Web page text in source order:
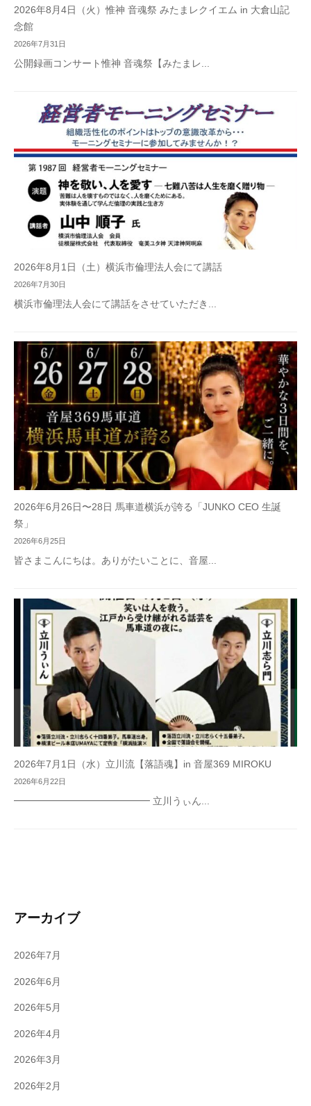
2026年8月4日（火）惟神 音魂祭 みたまレクイエム in 大倉山記
念館
2026年7月31日
公開録画コンサート惟神 音魂祭【みたまレ...
2026年8月1日（土）横浜市倫理法人会にて講話
2026年7月30日
横浜市倫理法人会にて講話をさせていただき...
2026年6月26日〜28日 馬車道横浜が誇る「JUNKO CEO 生誕
祭」
2026年6月25日
皆さまこんにちは。ありがたいことに、音屋...
2026年7月1日（水）立川流【落語魂】in 音屋369 MIROKU
2026年6月22日
━━━━━━━━━━━━━━ 立川うぃん...
アーカイブ
2026年7月
2026年6月
2026年5月
2026年4月
2026年3月
2026年2月